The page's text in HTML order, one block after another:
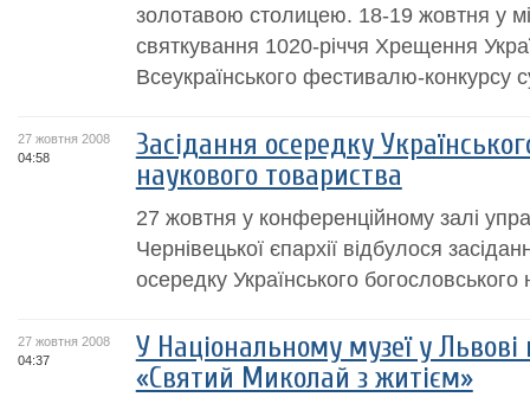
золотавою столицею. 18-19 жовтня у
святкування 1020-річчя Хрещення
Всеукраїнського фестивалю-конкурсу
27 жовтня 2008
04:58
Засідання осередку
наукового товариства
27 жовтня у конференційному залі
Чернівецької єпархії відбулося
осередку Українського
27 жовтня 2008
04:37
У Національному музеї у
«Святий Миколай з житієм»